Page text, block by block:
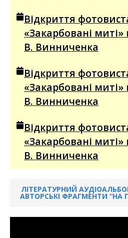
Відкриття
«Закарбовані миті»
В. Винниченка
Відкриття
«Закарбовані миті»
В. Винниченка
Відкриття
«Закарбовані миті»
В. Винниченка
ЛІТЕРАТУРНИЙ
АВТОРСЬКІ ФРАГМЕНТИ “НА